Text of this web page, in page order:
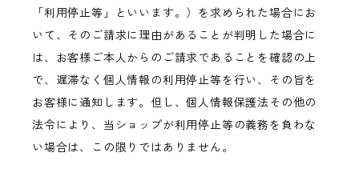
「利用停止等」といいます。）を求められた場合にお
いて、そのご請求に理由があることが判明した場合に
は、お客様ご本人からのご請求であることを確認の上
で、遅滞なく個人情報の利用停止等を行い、その旨を
お客様に通知します。但し、個人情報保護法その他の
法令により、当ショップが利用停止等の義務を負わな
い場合は、この限りではありません。